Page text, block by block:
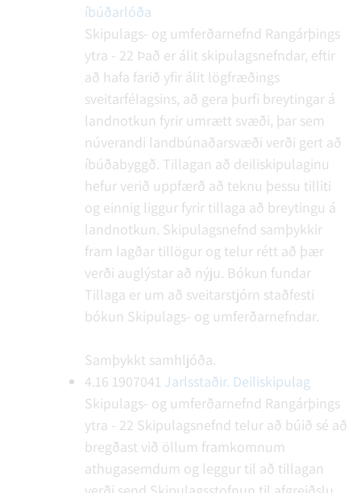
íbúðarlóða
Skipulags- og umferðarnefnd Rangárþings
ytra - 22 Það er álit skipulagsnefndar, eftir
að hafa farið yfir álit lögfræðings
sveitarfélagsins, að gera þurfi breytingar á
landnotkun fyrir umrætt svæði, þar sem
núverandi landbúnaðarsvæði verði gert að
íbúðabyggð. Tillagan að deiliskipulaginu
hefur verið uppfærð að teknu þessu tilliti
og einnig liggur fyrir tillaga að breytingu á
landnotkun. Skipulagsnefnd samþykkir
fram lagðar tillögur og telur rétt að þær
verði auglýstar að nýju. Bókun fundar
Tillaga er um að sveitarstjórn staðfesti
bókun Skipulags- og umferðarnefndar.
Samþykkt samhljóða.
4.16 1907041 Jarlsstaðir. Deiliskipulag
Skipulags- og umferðarnefnd Rangárþings
ytra - 22 Skipulagsnefnd telur að búið sé að
bregðast við öllum framkomnum
athugasemdum og leggur til að tillagan